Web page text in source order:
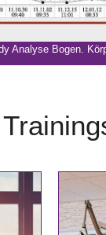
Analyse Bogen.